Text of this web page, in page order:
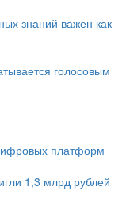
знаний важен как
голосовым
платформ
1,3 млрд рублей